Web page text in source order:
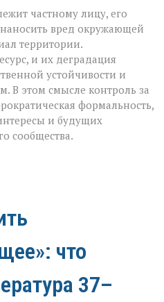
частному лицу, его
вред окружающей
территории.
и их деградация
устойчивости и
В этом смысле контроль за
формальность,
и будущих
сообщества.
что
37–